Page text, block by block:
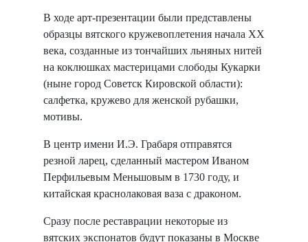
В ходе арт-презентации были представлены
образцы вятского кружевоплетения начала XX
века, созданные из тончайших льняных нитей
на коклюшках мастерицами слободы Кукарки
(ныне город Советск Кировской области):
салфетка, кружево для женской рубашки,
мотивы.
В центр имени И.Э. Грабаря отправятся
резной ларец, сделанный мастером Иваном
Перфильевым Меньшовым в 1730 году, и
китайская краснолаковая ваза с драконом.
Сразу после реставрации некоторые из
вятских экспонатов будут показаны в Москве